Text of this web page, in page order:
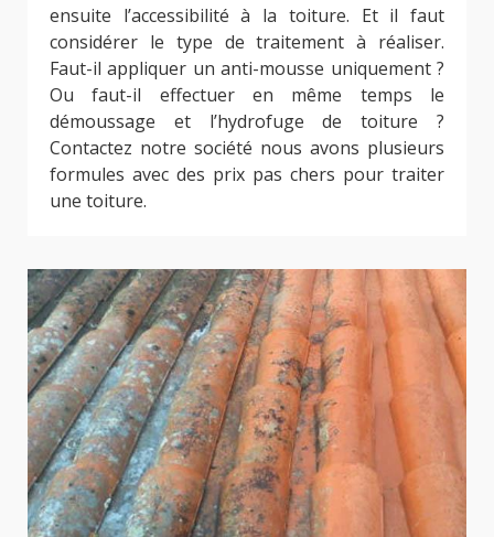
ensuite l’accessibilité à la toiture. Et il faut
considérer le type de traitement à réaliser.
Faut-il appliquer un anti-mousse uniquement ?
Ou faut-il effectuer en même temps le
démoussage et l’hydrofuge de toiture ?
Contactez notre société nous avons plusieurs
formules avec des prix pas chers pour traiter
une toiture.